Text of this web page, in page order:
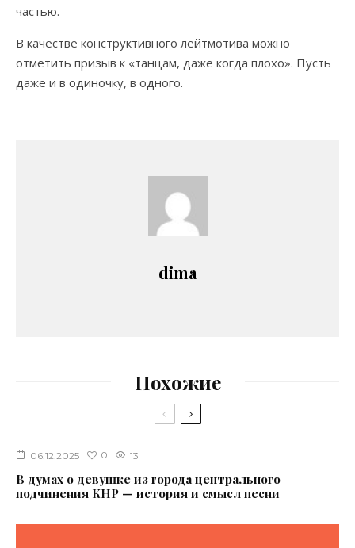
частью.
В качестве конструктивного лейтмотива можно
отметить призыв к «танцам, даже когда плохо». Пусть
даже и в одиночку, в одного.
dima
Похожие
06.12.2025 0 13
В думах о девушке из города центрального
подчинения КНР — история и смысл песни